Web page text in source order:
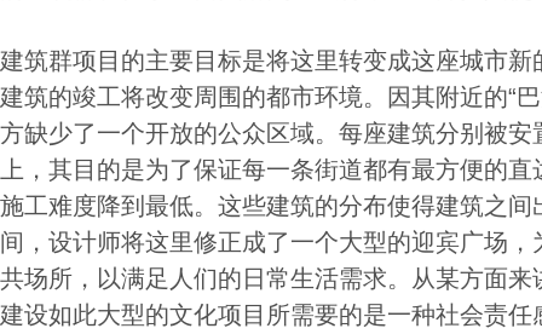
建筑群项目的主要目标是将这里转变成这座城市
建筑的竣工将改变周围的都市环境。因其附近的“
方缺少了一个开放的公众区域。每座建筑分别被
上，其目的是为了保证每一条街道都有最方便的
施工难度降到最低。这些建筑的分布使得建筑之
间，设计师将这里修正成了一个大型的迎宾广场
共场所，以满足人们的日常生活需求。从某方面
建设如此大型的文化项目所需要的是一种社会责任